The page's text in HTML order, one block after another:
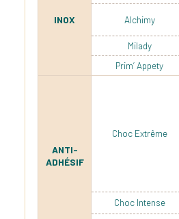
INOX Alchimy
Milady
Prim’ Appety
ANTI-
ADHÉSIF
Choc Extrême
Choc Intense